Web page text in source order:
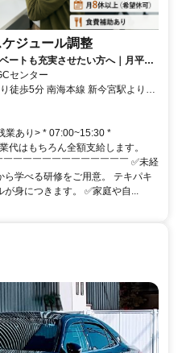
ジュール調整
ートも充実させたい方へ｜月平均
センター
町駅 徒歩8分
業あり> * 07:00~15:30 *
はもちろん全額支給します。
￣￣￣￣￣￣￣￣￣￣￣￣ ✅未経
学べる研修をご用意。 テキパキ
身につきます。 ✅家庭や自...